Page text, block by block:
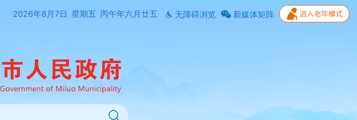
2026年8月7日 星期五 丙午年六月廿五 无障碍浏览 新媒体矩阵